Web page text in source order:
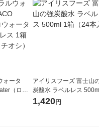
ォータ
（ロハ
ラベルレ
アイリスフーズ 富士山
炭酸水 ラベルレス 500ml
箱（24本入）
1,420円